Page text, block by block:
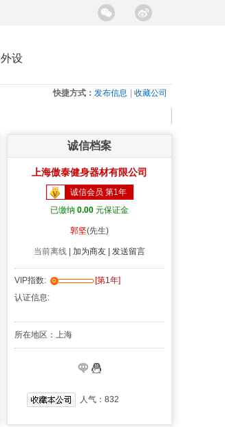
外设
快捷方式： 发布信息 收藏公司
诚信档案
上海傲泰健身器材有限公司
诚信会员 第1年
已缴纳 0.00 元保证金
郭坚(先生)
当前离线 加为商友 | 发送留言
VIP指数:
[第1年]
认证信息:
所在地区：上海
人气： 832